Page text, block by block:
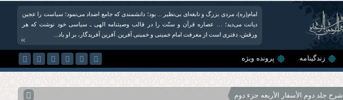
امام(ره)، مردى بزرگ و نابغه‌‏اى بى‌‏نظیر ... بود؛ دانشمندى كه جامع اضداد مى‏‌نمود؛ سیاست را عجین
دیانت مى‏‌دید؛ … عصاره قرآن و سنّت را در قالب وصیت‏نامه الهی‌ ـ سیاسى خود نوشت كه هر
ورقش، دفترى است از معرفت امام خمینى و خمینى آفرین. آفرین آفریدگار، بر او باد...
»
زندگینامه پرونده ویژه
شرح جلد دوم الأسفار الأربعه جزء دوم